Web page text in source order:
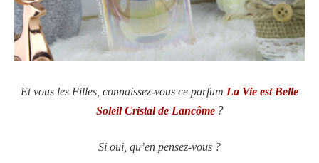
Et vous les Filles, connaissez-vous ce parfum La Vie est Belle
Soleil Cristal de Lancôme ?
Si oui, qu’en pensez-vous ?